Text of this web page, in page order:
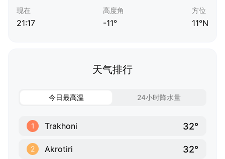
现在
21:17
高度角
-11°
方位
11°N
天气排行
今日最高温 24小时降水量
1 Trakhoni 32°
2 Akrotiri 32°